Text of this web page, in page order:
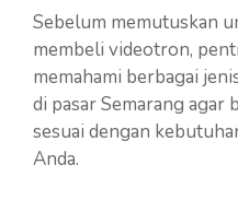
Sebelum memutuskan
membeli videotron,
memahami berbagai
di pasar Semarang agar
sesuai dengan
Anda.